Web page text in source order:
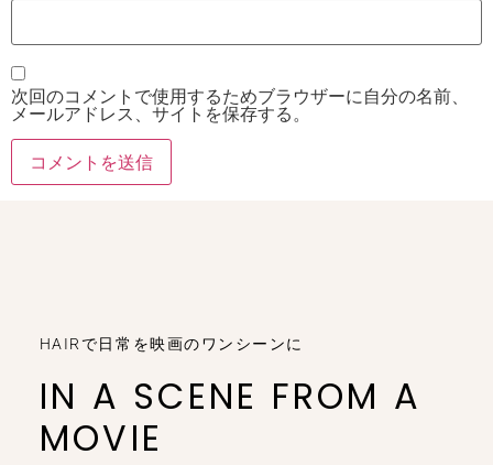
次回のコメントで使用するためブラウザーに自分の名前、
メールアドレス、サイトを保存する。
HAIRで日常を映画のワンシーンに
IN A SCENE FROM A
MOVIE